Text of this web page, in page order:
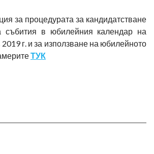
за процедурата за кандидатстване
събития в юбилейния календар на
г. и за използване на юбилейното
ТУК